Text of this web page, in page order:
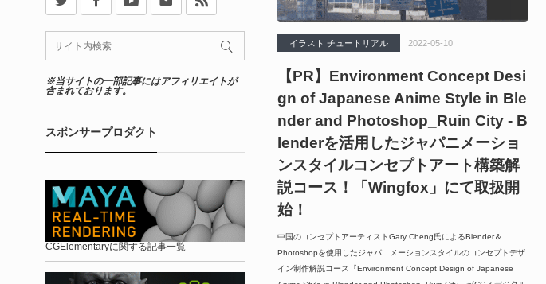
イラスト チュートリアル 2022-05-10
【PR】Environment Concept Desi
gn of Japanese Anime Style in Ble
nder and Photoshop_Ruin City - B
lenderを活用したジャパニメーショ
ンスタイルコンセプトアート構築解
説コース！「Wingfox」にて取扱開
始！
中国のコンセプトアーティストGary Cheng氏によるBlender＆
Photoshopを使用したジャパニメーションスタイルのコンセプトデザ
イン制作解説コース『Environment Concept Design of Japanese
※当サイトの一部記事にはアフィリエイトが
含まれております。
スポンサープロダクト
CGElementaryに関する記事一覧